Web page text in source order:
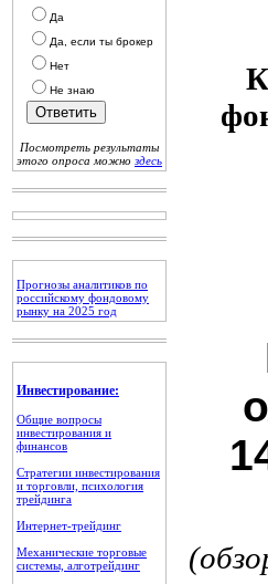
Да
Да, если ты брокер
Нет
Не знаю
Посмотреть результаты
этого опроса можно здесь
Прогнозы аналитиков по
российскому фондовому
рынку на 2025 год
Инвестирование:
Общие вопросы
инвестирования и
финансов
Стратегии инвестирования
и торговли, психология
трейдинга
Интернет-трейдинг
Механические торговые
системы, алготрейдинг